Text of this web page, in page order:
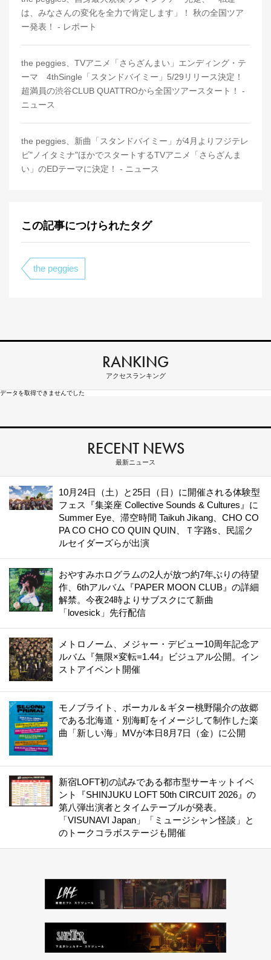
は、みなさんの変化を全力で肯定します」！ 秋の全国ツア
ー発表！ - レポート
the peggies、TVアニメ「さらざんまい」エンディング・テ
ーマ 4thSingle「スタンドバイミー」5/29リリース決定！
超満員の渋谷CLUB QUATTROから全国ツアースタート！ -
ニュース
the peggies、新曲「スタンドバイミー」が4月よりフジテレ
ビ"ノイタミナ"ほかでスタートするTVアニメ「さらざんま
い」のEDテーマに決定！ - ニュース
この記事につけられたタグ
the peggies
RANKING
アクセスランキング
データを取得できませんでした
RECENT NEWS
最新ニュース
10月24日（土）と25日（日）に開催される体験型
フェス『集楽座 Collective Sounds & Cultures』に
Summer Eye、滞空時間 Taikuh Jikang、CHO CO
PA CO CHO CO QUIN QUIN、Ｔ字路s、民謡ク
ルセイダーズらが出演
おやすみホログラムの2人が放つ約7年ぶりの待望
作、6thアルバム『PAPER MOON CLUB』の詳細
解禁。今夜24時よりサブスクにて新曲
「lovesick」先行配信
メトロノーム、メジャー・デビュー10周年記念ア
ルバム『無限×変転=1.44』ビジュアル公開。イン
ストアイベント開催
モノブライト、ボーカル＆ギター桃野陽介の故郷
である北海道・別海町をイメージして制作した楽
曲「新しい海」MVが本日8月7日（金）に公開
新宿LOFT初の試みである都市型サーキットイベ
ント『SHINJUKU LOFT 50th CIRCUIT 2026』の
第八弾出演者とタイムテーブルが発表。
「VISUNAVI Japan」「ミュージシャン怪談」と
のトークコラボステージも開催